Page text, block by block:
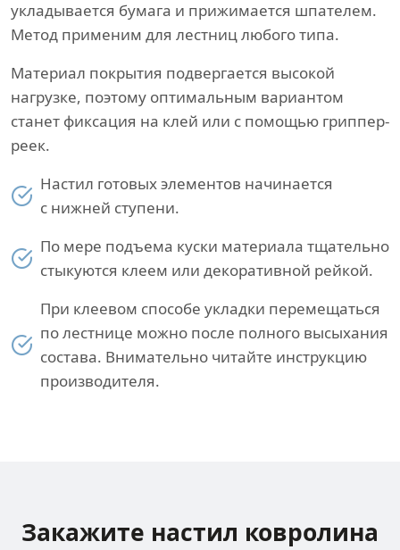
укладывается бумага и прижимается шпателем.
Метод применим для лестниц любого типа.
Материал покрытия подвергается высокой
нагрузке, поэтому оптимальным вариантом
станет фиксация на клей или с помощью гриппер-
реек.
Настил готовых элементов начинается
с нижней ступени.
По мере подъема куски материала тщательно
стыкуются клеем или декоративной рейкой.
При клеевом способе укладки перемещаться
по лестнице можно после полного высыхания
состава. Внимательно читайте инструкцию
производителя.
Закажите настил ковролина